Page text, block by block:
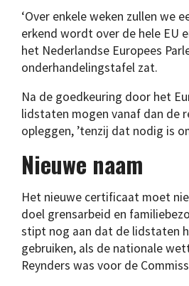
‘Over enkele weken zullen we
erkend wordt over de hele EU
het Nederlandse Europees
onderhandelingstafel zat.
Na de goedkeuring door het
lidstaten mogen vanaf dan de
opleggen, ’tenzij dat nodig is
Nieuwe naam
Het nieuwe certificaat moet
doel grensarbeid en
stipt nog aan dat de lidstaten
gebruiken, als de nationale
Reynders was voor de